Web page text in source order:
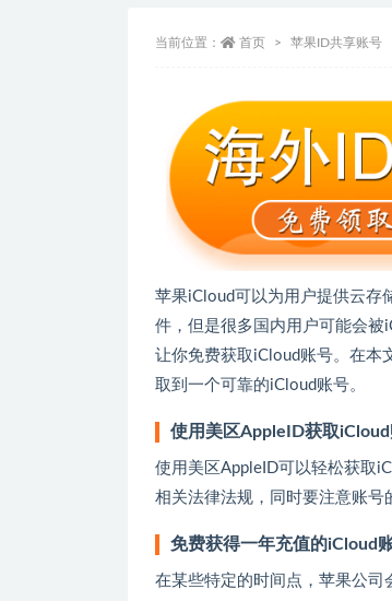
当前位置： 首页 苹果ID共享账号
苹果iCloud可以为用户提供云存
件，但是很多国内用户可能会
让你免费获取iCloud账号。在本
取到一个可靠的iCloud账号。
使用美区AppleID获取
使用美区AppleID可以轻松获取
相关法律法规，同时要注意账号
免费获得一年充值的iCloud
在某些特定的时间点，苹果公